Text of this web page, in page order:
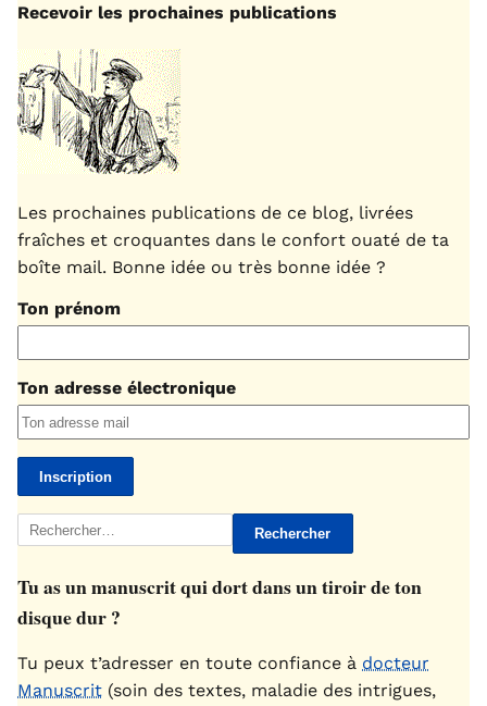
Recevoir les prochaines publications
Les prochaines publications de ce blog, livrées
fraîches et croquantes dans le confort ouaté de ta
boîte mail. Bonne idée ou très bonne idée ?
Ton prénom
Ton adresse électronique
Rechercher :
Tu as un manuscrit qui dort dans un tiroir de ton
disque dur ?
Tu peux t’adresser en toute confiance à docteur
Manuscrit (soin des textes, maladie des intrigues,